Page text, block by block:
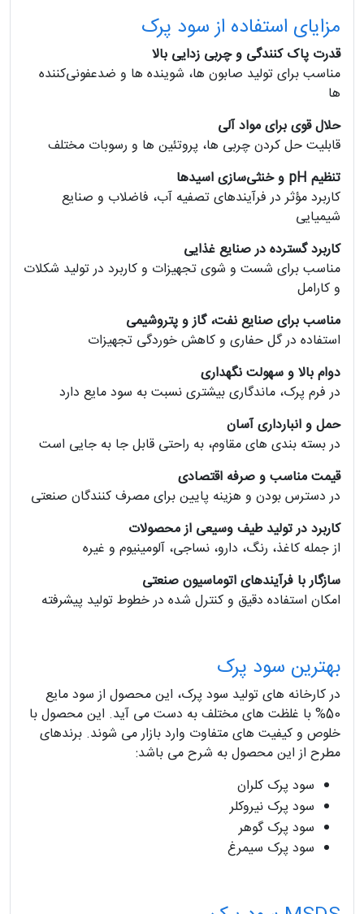
مزایای استفاده از سود پرک
قدرت پاک‌ کنندگی و چربی‌ زدایی بالا
مناسب برای تولید صابون‌ ها، شوینده‌ ها و ضدعفونی‌کننده‌
ها
حلال قوی برای مواد آلی
قابلیت حل کردن چربی‌ ها، پروتئین‌ ها و رسوبات مختلف
تنظیم pH و خنثی‌سازی اسیدها
کاربرد مؤثر در فرآیندهای تصفیه آب، فاضلاب و صنایع
شیمیایی
کاربرد گسترده در صنایع غذایی
مناسب برای شست‌ و شوی تجهیزات و کاربرد در تولید شکلات
و کارامل
مناسب برای صنایع نفت، گاز و پتروشیمی
استفاده در گل حفاری و کاهش خوردگی تجهیزات
دوام بالا و سهولت نگهداری
در فرم پرک، ماندگاری بیشتری نسبت به سود مایع دارد
حمل و انبارداری آسان
در بسته‌ بندی‌ های مقاوم، به‌ راحتی قابل جا به‌ جایی است
قیمت مناسب و صرفه اقتصادی
در دسترس بودن و هزینه پایین برای مصرف‌ کنندگان صنعتی
کاربرد در تولید طیف وسیعی از محصولات
از جمله کاغذ، رنگ، دارو، نساجی، آلومینیوم و غیره
سازگار با فرآیندهای اتوماسیون صنعتی
امکان استفاده دقیق و کنترل‌ شده در خطوط تولید پیشرفته
بهترین سود پرک
در کارخانه های تولید سود پرک، این محصول از سود مایع
50% با غلظت های مختلف به دست می آید. این محصول با
خلوص و کیفیت های متفاوت وارد بازار می شوند. برندهای
مطرح از این محصول به شرح می باشد:
سود پرک کلران
سود پرک نیروکلر
سود پرک گوهر
سود پرک سیمرغ